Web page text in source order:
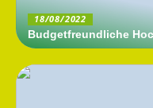
18/08/2022
Budgetfreundliche